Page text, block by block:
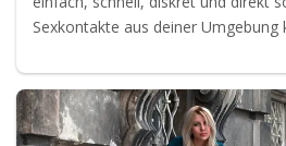
Sexkontakte aus deiner Umgebung